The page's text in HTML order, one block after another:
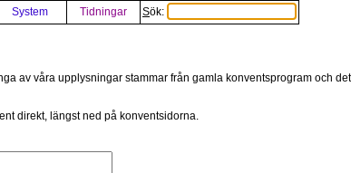
System Tidningar Sök:
av våra upplysningar stammar från gamla konventsprogram och
direkt, längst ned på konventsidorna.